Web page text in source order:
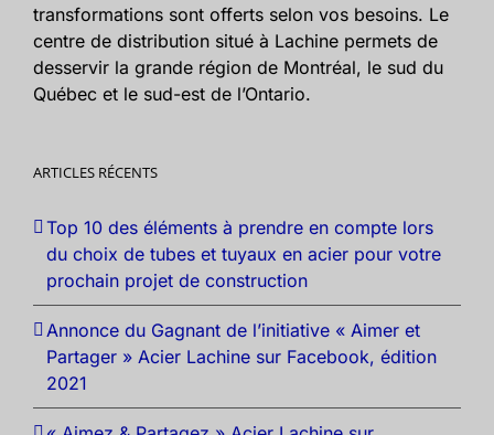
transformations sont offerts selon vos besoins. Le
centre de distribution situé à Lachine permets de
desservir la grande région de Montréal, le sud du
Québec et le sud-est de l’Ontario.
ARTICLES RÉCENTS
Top 10 des éléments à prendre en compte lors
du choix de tubes et tuyaux en acier pour votre
prochain projet de construction
Annonce du Gagnant de l’initiative « Aimer et
Partager » Acier Lachine sur Facebook, édition
2021